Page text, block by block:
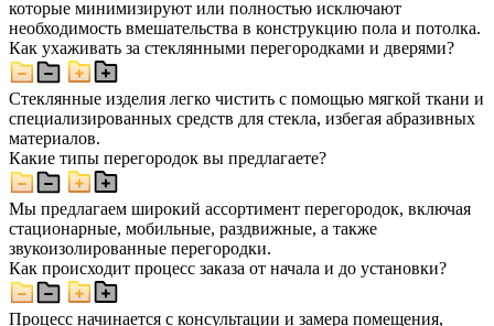
которые минимизируют или полностью исключают
необходимость вмешательства в конструкцию пола и потолка.
Как ухаживать за стеклянными перегородками и дверями?
Стеклянные изделия легко чистить с помощью мягкой ткани и
специализированных средств для стекла, избегая абразивных
материалов.
Какие типы перегородок вы предлагаете?
Мы предлагаем широкий ассортимент перегородок, включая
стационарные, мобильные, раздвижные, а также
звукоизолированные перегородки.
Как происходит процесс заказа от начала и до установки?
Процесс начинается с консультации и замера помещения,